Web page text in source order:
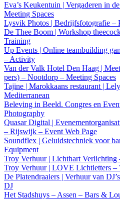
Eva’s Keukentuin | Vergaderen in
Meeting Spaces
Lysvik Photos | Bedrijfsfotografie –
De Thee Boom | Workshop
Training
Up Events | Online teambuilding
– Activity
Van der Valk Hotel Den Haag |
pers) – Nootdorp – Meeting Spaces
Tajine | Marokkaans restaurant |
Mediterranean
Beleving in Beeld. Congres en
Photography
Quasar Digital |
– Rijswijk – Event Web Page
Soundflex | Geluidstechniek voor
Equipment
Troy Verhuur | Lichthart Verlichting
Troy Verhuur | LOVE Lichtletters –
De Platendraaiers | Verhuur van
DJ
Het Stadshuys – Assen – Bars &